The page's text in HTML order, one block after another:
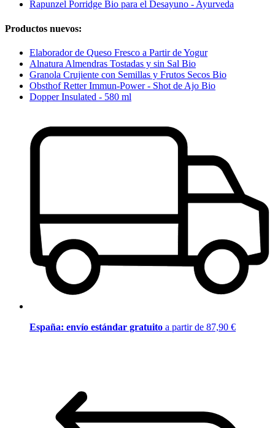
Rapunzel Porridge Bio para el Desayuno - Ayurveda
Productos nuevos:
Elaborador de Queso Fresco a Partir de Yogur
Alnatura Almendras Tostadas y sin Sal Bio
Granola Crujiente con Semillas y Frutos Secos Bio
Obsthof Retter Immun-Power - Shot de Ajo Bio
Dopper Insulated - 580 ml
España: envío estándar gratuito a partir de 87,90 €